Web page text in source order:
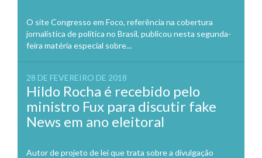
O site Congresso em Foco, referência na cobertura
jornalística de política no Brasil, publicou nesta segunda-
feira matéria especial sobre...
28 DE FEVEREIRO DE 2018
Hildo Rocha é recebido pelo
ministro Fux para discutir fake
News em ano eleitoral
Autor de projeto de lei que trata sobre a divulgação